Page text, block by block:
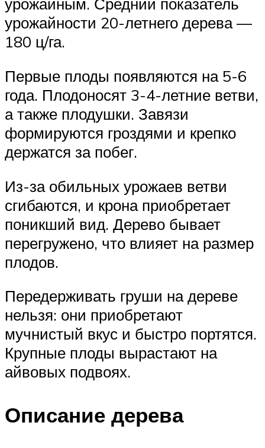
урожайности 20-летнего дерева —
180 ц/га.
Первые плоды появляются на 5-6
года. Плодоносят 3-4-летние ветви,
а также плодушки. Завязи
формируются гроздями и крепко
держатся за побег.
Из-за обильных урожаев ветви
сгибаются, и крона приобретает
поникший вид. Дерево бывает
перегружено, что влияет на размер
плодов.
Передерживать груши на дереве
нельзя: они приобретают
мучнистый вкус и быстро портятся.
Крупные плоды вырастают на
айвовых подвоях.
Описание дерева